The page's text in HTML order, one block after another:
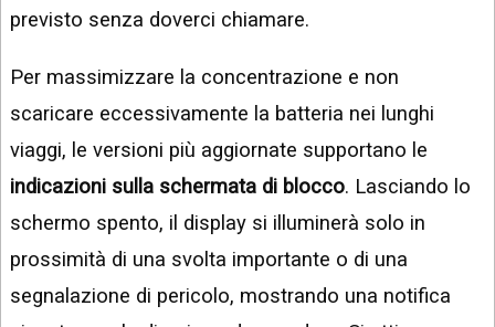
previsto senza doverci chiamare.
Per massimizzare la concentrazione e non
scaricare eccessivamente la batteria nei lunghi
viaggi, le versioni più aggiornate supportano le
indicazioni sulla schermata di blocco. Lasciando lo
schermo spento, il display si illuminerà solo in
prossimità di una svolta importante o di una
segnalazione di pericolo, mostrando una notifica